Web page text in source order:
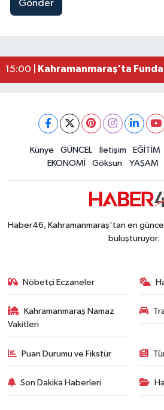
Gönder
23:59 |Kahramanmaraş
15:00 |
Kahramanmaraş'ta
11:18 |Kahramanmaraş
Gaziantep Nurdağı'nda
Künye GÜNCEL İletişim EĞİTİM
EKONOMİ
Göksun YAŞAM
Haber46, Kahramanmaraş'tan en
buluşturuyor.
Nöbetçi Eczaneler
Kahramanmaraş Namaz
Vakitleri
Puan Durumu ve Fikstür
Son Dakika Haberleri